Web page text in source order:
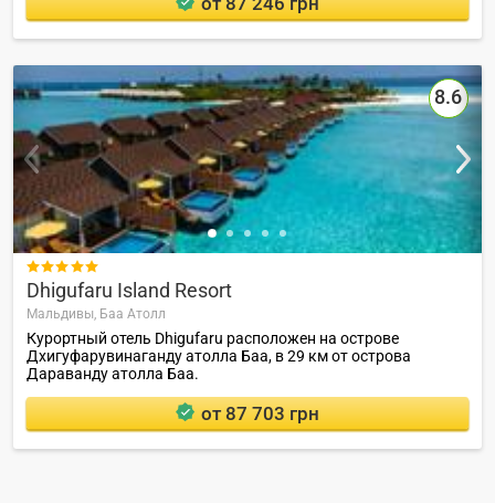
8.6

Dhigufaru Island Resort
Мальдивы, Баа Атолл
Курортный отель Dhigufaru расположен на острове
Дхигуфарувинаганду атолла Баа, в 29 км от острова
Дараванду атолла Баа.
от 87 703 грн